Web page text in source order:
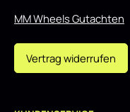
MM Wheels Gutachten
Vertrag widerrufen